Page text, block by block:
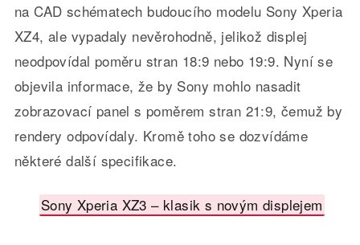
na CAD schématech budoucího modelu Sony Xperia
XZ4, ale vypadaly nevěrohodně, jelikož displej
neodpovídal poměru stran 18:9 nebo 19:9. Nyní se
objevila informace, že by Sony mohlo nasadit
zobrazovací panel s poměrem stran 21:9, čemuž by
rendery odpovídaly. Kromě toho se dozvídáme
některé další specifikace.
Sony Xperia XZ3 – klasik s novým displejem